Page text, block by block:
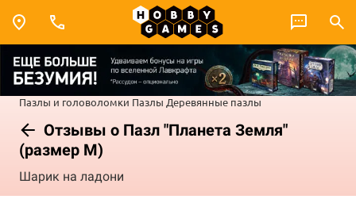
Пазлы и головоломки Пазлы Деревянные пазлы
Отзывы о Пазл "Планета Земля"
(размер M)
Шарик на ладони